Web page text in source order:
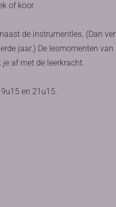
of koor.
de instrumentles. (Dan
jaar.) De lesmomenten van
af met de leerkracht.
en 21u15.